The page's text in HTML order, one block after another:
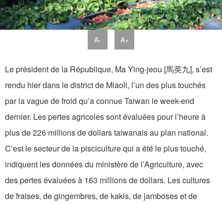
A- A+
Le président de la République, Ma Ying-jeou [馬英九], s’est
rendu hier dans le district de Miaoli, l’un des plus touchés
par la vague de froid qu’a connue Taiwan le week-end
dernier. Les pertes agricoles sont évaluées pour l’heure à
plus de 226 millions de dollars taiwanais au plan national.
C’est le secteur de la pisciculture qui a été le plus touché,
indiquent les données du ministère de l’Agriculture, avec
des pertes évaluées à 163 millions de dollars. Les cultures
de fraises, de gingembres, de kakis, de jamboses et de